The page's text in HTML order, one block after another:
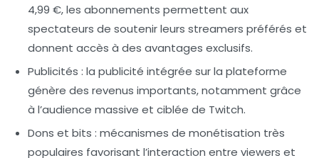
4,99 €, les abonnements permettent aux
spectateurs de soutenir leurs streamers préférés et
donnent accès à des avantages exclusifs.
Publicités : la publicité intégrée sur la plateforme
génère des revenus importants, notamment grâce
à l’audience massive et ciblée de Twitch.
Dons et bits : mécanismes de monétisation très
populaires favorisant l’interaction entre viewers et